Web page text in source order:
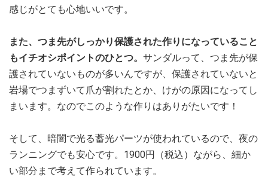
感じがとても心地いいです。
また、つま先がしっかり保護された作りになっていること
もイチオシポイントのひとつ。 サンダルって、つま先が保
護されていないものが多いんですが、保護されていないと
岩場でつまずいて爪が割れたとか、けがの原因になってし
まいます。なのでこのような作りはありがたいです！
そして、暗闇で光る蓄光パーツが使われているので、夜の
ランニングでも安心です。1900円（税込）ながら、細か
い部分まで考えて作られています。